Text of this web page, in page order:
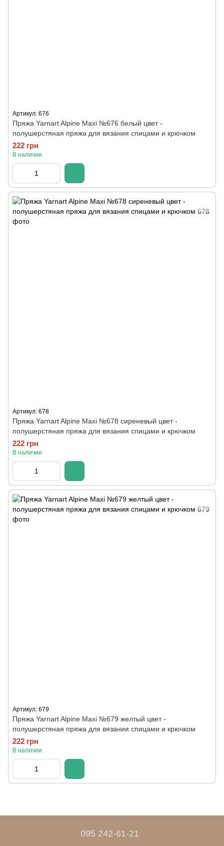
Артикул: 676
Пряжа Yarnart Alpine Maxi №676 белый цвет -
полушерстяная пряжа для вязания спицами и крючком
222 грн
В наличии
Артикул: 678
Пряжа Yarnart Alpine Maxi №678 сиреневый цвет -
полушерстяная пряжа для вязания спицами и крючком
222 грн
В наличии
Артикул: 679
Пряжа Yarnart Alpine Maxi №679 желтый цвет -
полушерстяная пряжа для вязания спицами и крючком
222 грн
В наличии
095 242-61-21